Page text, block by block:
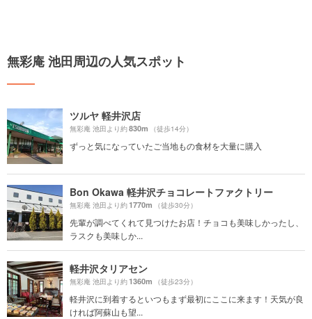
無彩庵 池田周辺の人気スポット
ツルヤ 軽井沢店
無彩庵 池田より約830m （徒歩14分）
ずっと気になっていたご当地もの食材を大量に購入
Bon Okawa 軽井沢チョコレートファクトリー
無彩庵 池田より約1770m （徒歩30分）
先輩が調べてくれて見つけたお店！チョコも美味しかったし、
ラスクも美味しか...
軽井沢タリアセン
無彩庵 池田より約1360m （徒歩23分）
軽井沢に到着するといつもまず最初にここに来ます！天気が良
ければ阿蘇山も望...